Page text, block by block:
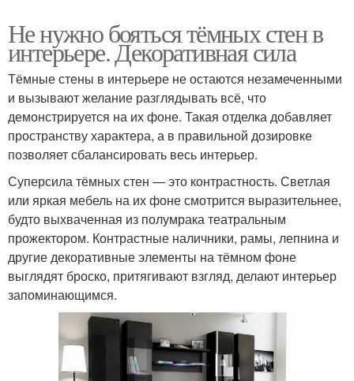
Не нужно бояться тёмных стен в
интерьере. Декоративная сила
Тёмные стены в интерьере не остаются незамеченными
и вызывают желание разглядывать всё, что
демонстрируется на их фоне. Такая отделка добавляет
пространству характера, а в правильной дозировке
позволяет сбалансировать весь интерьер.
Суперсила тёмных стен — это контрастность. Светлая
или яркая мебель на их фоне смотрится выразительнее,
будто выхваченная из полумрака театральным
прожектором. Контрастные наличники, рамы, лепнина и
другие декоративные элементы на тёмном фоне
выглядят броско, притягивают взгляд, делают интерьер
запоминающимся.